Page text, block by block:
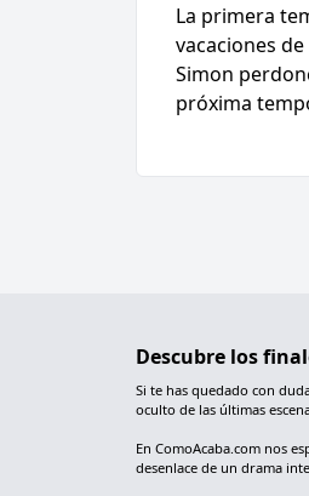
La primera
vacaciones
Simon
próxima
Descubre los
Si te has quedado con
oculto de las últimas
En ComoAcaba.com nos
desenlace de un drama